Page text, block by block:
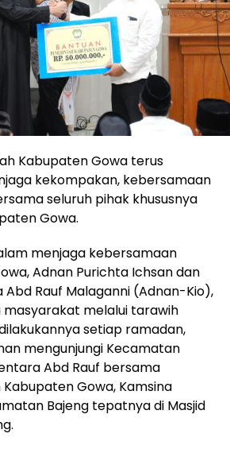
Kabupaten Gowa terus
kekompakan, kebersamaan
seluruh pihak khususnya
Gowa.
menjaga kebersamaan
Adnan Purichta Ichsan dan
Abd Rauf Malaganni (Adnan-Kio),
melalui tarawih
setiap ramadan,
mengunjungi Kecamatan
Abd Rauf bersama
Gowa, Kamsina
Bajeng tepatnya di Masjid